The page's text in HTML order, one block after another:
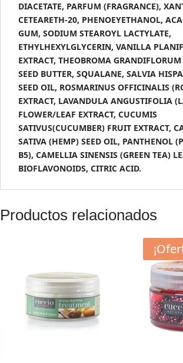
DIACETATE, PARFUM (FRAGRANCE),
CETEARETH-20, PHENOEYETHANOL,
GUM, SODIUM STEAROYL LACTYLATE,
ETHYLHEXYLGLYCERIN, VANILLA
EXTRACT, THEOBROMA
SEED BUTTER, SQUALANE, SALVIA
SEED OIL, ROSMARINUS OFFICINALIS
EXTRACT, LAVANDULA ANGUSTIFOLIA
FLOWER/LEAF EXTRACT, CUCUMIS
SATIVUS(CUCUMBER) FRUIT EXTRACT,
SATIVA (HEMP) SEED OIL, PANTHENOL
B5), CAMELLIA SINENSIS (GREEN TEA)
BIOFLAVONOIDS, CITRIC ACID.
Productos relacionados